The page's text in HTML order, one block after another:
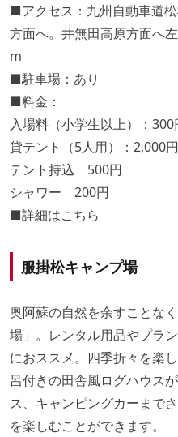
■アクセス：九州自動車道
方面へ。井無田高原方面へ
m
■駐車場：あり
■料金：
入場料（小学生以上）：
貸テント（5人用）：2,000
テント持込 500円
シャワー 200円
■詳細はこちら
服掛松キャンプ場
奥阿蘇の自然を余すことな
場」。レンタル用品やプラ
におススメ。四季折々を楽
呂付きの田舎風ログハウス
ス、キャンピングカーまで
を楽しむことができます。